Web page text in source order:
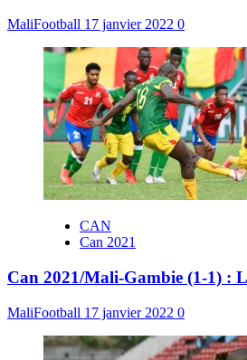
MaliFootball 17 janvier 2022 0
CAN
Can 2021
Can 2021/Mali-Gambie (1-1) :
MaliFootball 17 janvier 2022 0